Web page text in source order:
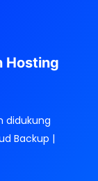
Hosting
didukung
Backup |